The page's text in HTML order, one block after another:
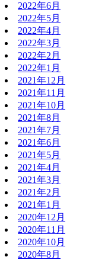
2022年6月
2022年5月
2022年4月
2022年3月
2022年2月
2022年1月
2021年12月
2021年11月
2021年10月
2021年8月
2021年7月
2021年6月
2021年5月
2021年4月
2021年3月
2021年2月
2021年1月
2020年12月
2020年11月
2020年10月
2020年8月